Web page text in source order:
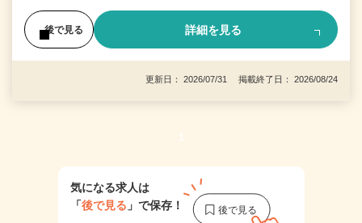
後で見る 詳細を見る
更新日： 2026/07/31 掲載終了日： 2026/08/24
1
気になる求人は
「後で見る 」で保存！